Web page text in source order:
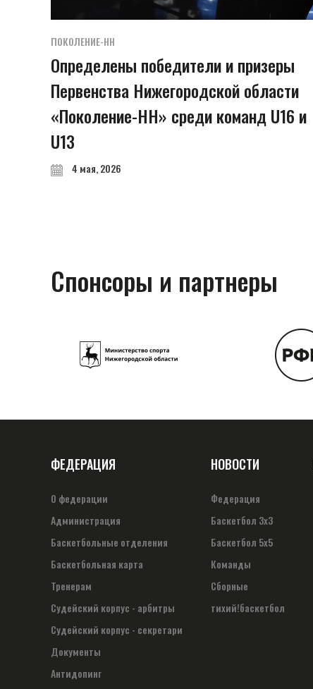
ПОКОЛЕНИЕ-НН
Определены победители и призеры
Первенства Нижегородской области
«Поколение-НН» среди команд U16 и
U13
4 мая, 2026
Спонсоры и партнеры
ФЕДЕРАЦИЯ
О федерации
Администрация
Баскетбольные отделения
Баскетбольная карта
Тренерам
Судейский корпус - арбитры
Судейский корпус - секретари
Документы
Антидопинг
НОВОСТИ
Федерация
Баскетбол 3х3
Баскетбол 5х5
Команды
Сборные
тихий!баскетбол